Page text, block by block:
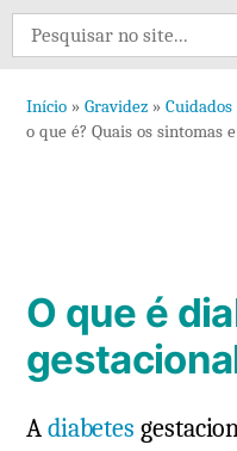
Search
for:
Início » Gravidez »
o que é? Quais os sintomas
O que é
Adiabetes